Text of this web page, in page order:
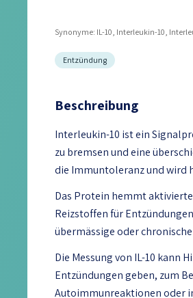
Synonyme: IL-10, Interleukin-10,
Entzündung
Beschreibung
Interleukin-10 ist ein
zu bremsen und eine
die Immuntoleranz und wird
Das Protein hemmt
Reizstoffen für
übermässige oder
Die Messung von IL-10 kann
Entzündungen geben, zum
Autoimmunreaktionen oder